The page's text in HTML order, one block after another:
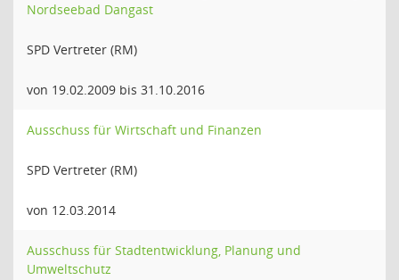
Nordseebad Dangast
SPD Vertreter (RM)
von 19.02.2009 bis 31.10.2016
Ausschuss für Wirtschaft und Finanzen
SPD Vertreter (RM)
von 12.03.2014
Ausschuss für Stadtentwicklung, Planung und
Umweltschutz